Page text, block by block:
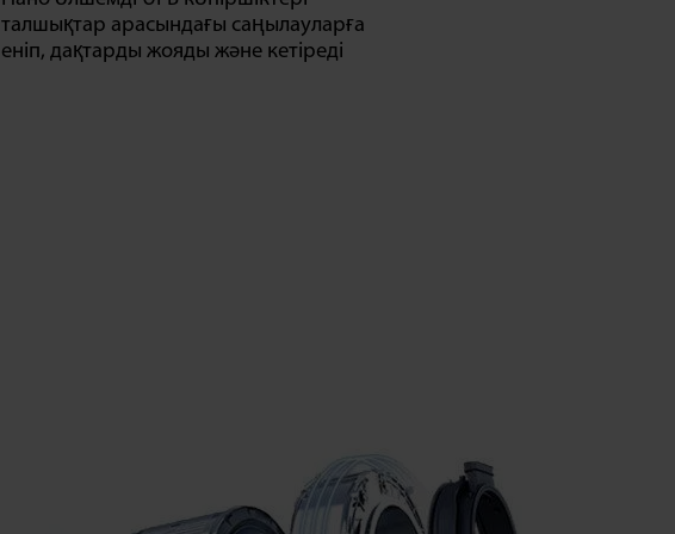
талшықтар арасындағы саңылауларға
еніп, дақтарды жояды және кетіреді